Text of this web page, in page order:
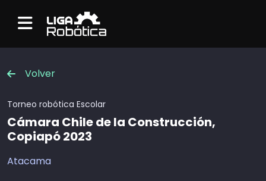
Menu
Volver
Torneo robótica Escolar
Cámara Chile de la Construcción,
Copiapó 2023
Atacama